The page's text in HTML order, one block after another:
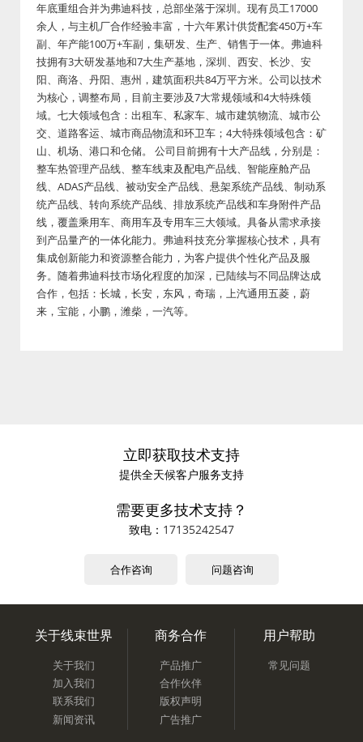
年底重组合并为弗迪科技，总部坐落于深圳。现有员工17000
余人，与主机厂合作经验丰富，十六年累计供货配套450万+车
副、年产能100万+车副，集研发、生产、销售于一体。弗迪科
技拥有3大研发基地和7大生产基地，深圳、西安、长沙、安
阳、商洛、丹阳、惠州，建筑面积共84万平方米。公司以技术
为核心，调整布局，目前主要涉及7大常规领域和4大特殊领
域。七大领域包含：出租车、私家车、城市建筑物流、城市公
交、道路客运、城市商品物流和环卫车；4大特殊领域包含：矿
山、机场、港口和仓储。 公司目前拥有十大产品线，分别是：
整车热管理产品线、整车线束及配电产品线、智能座舱产品
线、ADAS产品线、被动安全产品线、悬架系统产品线、制动系
统产品线、转向系统产品线、排放系统产品线和车身附件产品
线，覆盖乘用车、商用车及专用车三大领域。具备从需求承接
到产品量产的一体化能力。弗迪科技充分掌握核心技术，具有
集成创新能力和资源整合能力，为客户提供个性化产品及服
务。随着弗迪科技市场化程度的加深，已陆续与不同品牌达成
合作，包括：长城，长安，东风，奇瑞，上汽通用五菱，蔚
来，宝能，小鹏，潍柴，一汽等。
立即获取技术支持
提供全天候客户服务支持
需要更多技术支持？
致电： 17135242547
合作咨询 问题咨询
关于线束世界
关于我们
加入我们
联系我们
新闻资讯
商务合作
产品推广
合作伙伴
版权声明
广告推广
用户帮助
常见问题